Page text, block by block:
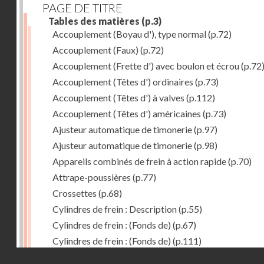
PAGE DE TITRE
Tables des matières (p.3)
Accouplement (Boyau d'), type normal(p.72)
Accouplement (Faux) (p.72)
Accouplement (Frette d') avec boulon et écrou(p.72)
Accouplement (Têtes d') ordinaires (p.73)
Accouplement (Têtes d') à valves (p.112)
Accouplement (Têtes d') américaines (p.73)
Ajusteur automatique de timonerie(p.97)
Ajusteur automatique de timonerie(p.98)
Appareils combinés de frein à action rapide(p.70)
Attrape-poussières (p.77)
Crossettes (p.68)
Cylindres de frein : Description(p.55)
Cylindres de frein : (Fonds de) (p.67)
Cylindres de frein : (Fonds de) (p.111)